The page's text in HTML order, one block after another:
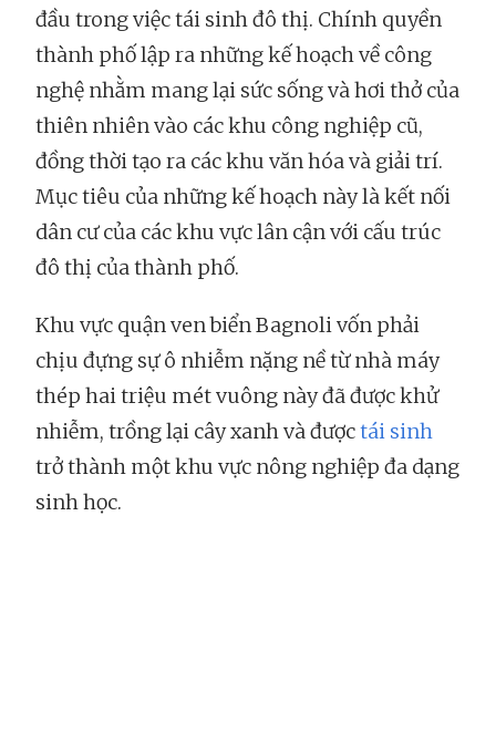
đầu trong việc tái sinh đô thị. Chính quyền
thành phố lập ra những kế hoạch về công
nghệ nhằm mang lại sức sống và hơi thở của
thiên nhiên vào các khu công nghiệp cũ,
đồng thời tạo ra các khu văn hóa và giải trí.
Mục tiêu của những kế hoạch này là kết nối
dân cư của các khu vực lân cận với cấu trúc
đô thị của thành phố.
Khu vực quận ven biển Bagnoli vốn phải
chịu đựng sự ô nhiễm nặng nề từ nhà máy
thép hai triệu mét vuông này đã được khử
nhiễm, trồng lại cây xanh và đượctái sinh
trở thành một khu vực nông nghiệp đa dạng
sinh học.